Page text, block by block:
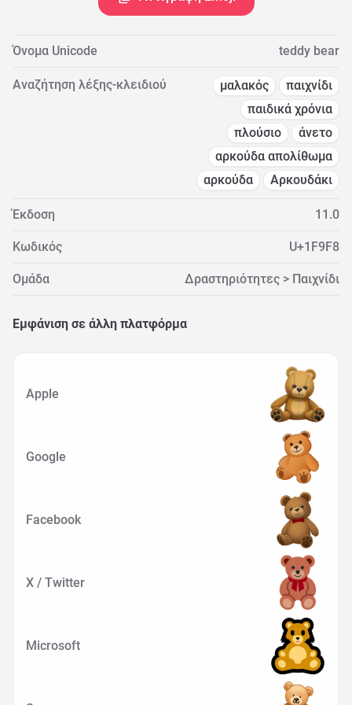
Όνομα Unicode teddy bear
Αναζήτηση λέξης-κλειδιού μαλακός
παιχνίδι
παιδικά χρόνια
πλούσιο
άνετο
αρκούδα απολίθωμα
αρκούδα
Αρκουδάκι
Έκδοση 11.0
Κωδικός U+1F9F8
Ομάδα Δραστηριότητες > Παιχνίδι
Εμφάνιση σε άλλη πλατφόρμα
Apple
Google
Facebook
X / Twitter
Microsoft